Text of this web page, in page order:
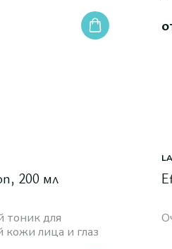
200 мл
тоник для
кожи лица и глаз